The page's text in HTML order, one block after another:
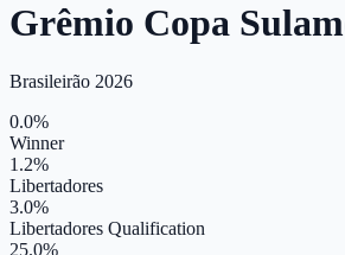
Grêmio Copa
Brasileirão 2026
0.0%
Winner
1.2%
Libertadores
3.0%
Libertadores Qualification
25.0%